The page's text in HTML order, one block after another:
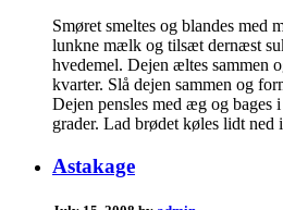
Smøret smeltes og blandes med
lunkne mælk og tilsæt dernæst
hvedemel. Dejen æltes sammen
kvarter. Slå dejen sammen og
Dejen pensles med æg og bages
grader. Lad brødet køles lidt
Astakage